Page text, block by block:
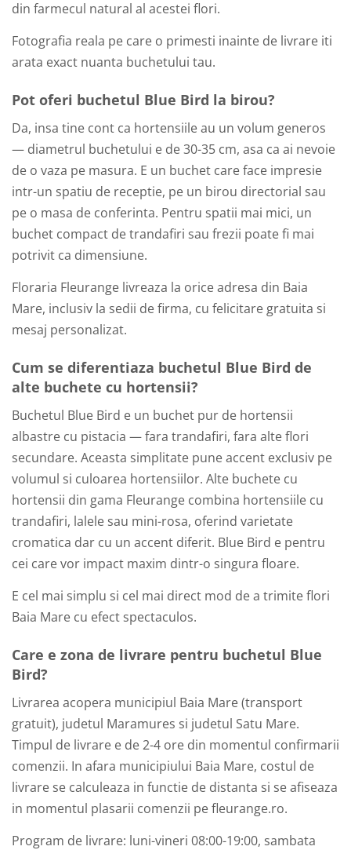
din farmecul natural al acestei flori.
Fotografia reala pe care o primesti inainte de livrare iti
arata exact nuanta buchetului tau.
Pot oferi buchetul Blue Bird la birou?
Da, insa tine cont ca hortensiile au un volum generos
— diametrul buchetului e de 30-35 cm, asa ca ai nevoie
de o vaza pe masura. E un buchet care face impresie
intr-un spatiu de receptie, pe un birou directorial sau
pe o masa de conferinta. Pentru spatii mai mici, un
buchet compact de trandafiri sau frezii poate fi mai
potrivit ca dimensiune.
Floraria Fleurange livreaza la orice adresa din Baia
Mare, inclusiv la sedii de firma, cu felicitare gratuita si
mesaj personalizat.
Cum se diferentiaza buchetul Blue Bird de
alte buchete cu hortensii?
Buchetul Blue Bird e un buchet pur de hortensii
albastre cu pistacia — fara trandafiri, fara alte flori
secundare. Aceasta simplitate pune accent exclusiv pe
volumul si culoarea hortensiilor. Alte buchete cu
hortensii din gama Fleurange combina hortensiile cu
trandafiri, lalele sau mini-rosa, oferind varietate
cromatica dar cu un accent diferit. Blue Bird e pentru
cei care vor impact maxim dintr-o singura floare.
E cel mai simplu si cel mai direct mod de a trimite flori
Baia Mare cu efect spectaculos.
Care e zona de livrare pentru buchetul Blue
Bird?
Livrarea acopera municipiul Baia Mare (transport
gratuit), judetul Maramures si judetul Satu Mare.
Timpul de livrare e de 2-4 ore din momentul confirmarii
comenzii. In afara municipiului Baia Mare, costul de
livrare se calculeaza in functie de distanta si se afiseaza
in momentul plasarii comenzii pe fleurange.ro.
Program de livrare: luni-vineri 08:00-19:00, sambata